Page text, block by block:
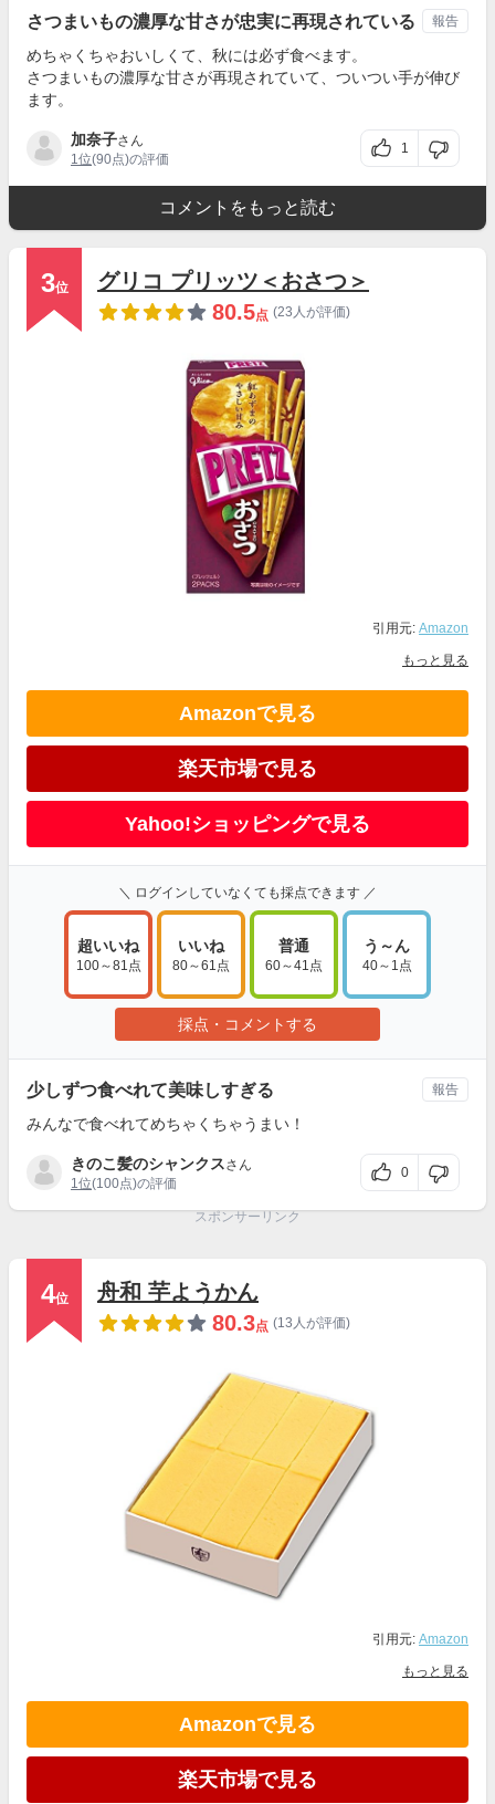
さつまいもの濃厚な甘さが忠実に再現されている
めちゃくちゃおいしくて、秋には必ず食べます。
さつまいもの濃厚な甘さが再現されていて、ついつい手が伸び
ます。
加奈子さん
1位(90点)の評価
1
報告
コメントをもっと読む
3位
グリコ プリッツ＜おさつ＞
80.5点 (23人が評価)
引用元: Amazon
もっと見る
Amazonで見る
楽天市場で見る
Yahoo!ショッピングで見る
＼ ログインしていなくても採点できます ／
超いいね
100～81点
いいね
80～61点
普通
60～41点
う～ん
40～1点
採点・コメントする
少しずつ食べれて美味しすぎる
みんなで食べれてめちゃくちゃうまい！
きのこ髪のシャンクスさん
1位(100点)の評価
0
報告
スポンサーリンク
4位
舟和 芋ようかん
80.3点 (13人が評価)
引用元: Amazon
もっと見る
Amazonで見る
楽天市場で見る